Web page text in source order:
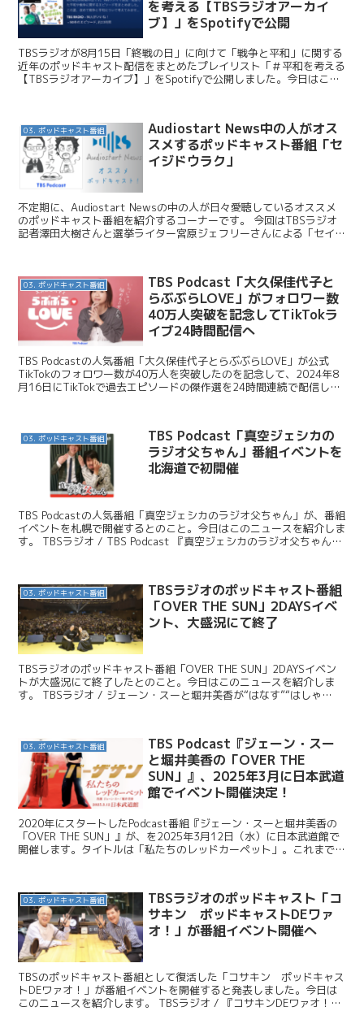
を考える【TBSラジオアーカイ
ブ】」をSpotifyで公開
TBSラジオが8月15日「終戦の日」に向けて「戦争と平和」に関する
近年のポッドキャスト配信をまとめたプレイリスト「＃平和を考える
【TBSラジオアーカイブ】」をSpotifyで公開しました。今日はこの
03. ポッドキャスト番組
Audiostart News中の人がオス
スメするポッドキャスト番組「セ
イジドウラク」
不定期に、Audiostart Newsの中の人が日々愛聴しているオススメ
のポッドキャスト番組を紹介するコーナーです。 今回はTBSラジオ
記者澤田大樹さんと選挙ライター宮原ジェフリーさんによる「セイジ
03. ポッドキャスト番組
TBS Podcast「大久保佳代子と
らぶぶらLOVE」がフォロワー数
40万人突破を記念してTikTokラ
イブ24時間配信へ
TBS Podcastの人気番組「大久保佳代子とらぶぶらLOVE」が公式
TikTokのフォロワー数が40万人を突破したのを記念して、2024年8
月16日にTikTokで過去エピソードの傑作選を24時間連続で配信しま
03. ポッドキャスト番組
TBS Podcast「真空ジェシカの
ラジオ父ちゃん」番組イベントを
北海道で初開催
TBS Podcastの人気番組「真空ジェシカのラジオ父ちゃん」が、番組
イベントを札幌で開催するとのこと。今日はこのニュースを紹介しま
す。 TBSラジオ / TBS Podcast 『真空ジェシカのラジオ父ちゃん』
03. ポッドキャスト番組
TBSラジオのポッドキャスト番組
「OVER THE SUN」2DAYSイベ
ント、大盛況にて終了
TBSラジオのポッドキャスト番組「OVER THE SUN」2DAYSイベン
トが大盛況にて終了したとのこと。今日はこのニュースを紹介しま
す。 TBSラジオ / ジェーン・スーと堀井美香が“はなす”“はしゃ
03. ポッドキャスト番組
TBS Podcast『ジェーン・スー
と堀井美香の「OVER THE
SUN」』、2025年3月に日本武道
館でイベント開催決定！
2020年にスタートしたPodcast番組『ジェーン・スーと堀井美香の
「OVER THE SUN」』が、を2025年3月12日（水）に日本武道館で
開催します。タイトルは「私たちのレッドカーペット」。これまでリ
03. ポッドキャスト番組
TBSラジオのポッドキャスト「コ
サキン ポッドキャストDEワァ
オ！」が番組イベント開催へ
TBSのポッドキャスト番組として復活した「コサキン ポッドキャス
トDEワァオ！」が番組イベントを開催すると発表しました。今日は
このニュースを紹介します。 TBSラジオ / 『コサキンDEワァオ！』